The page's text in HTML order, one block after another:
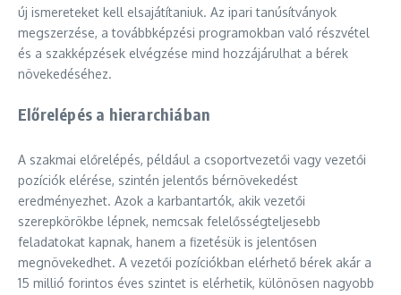
új ismereteket kell elsajátítaniuk. Az ipari tanúsítványok
megszerzése, a továbbképzési programokban való részvétel
és a szakképzések elvégzése mind hozzájárulhat a bérek
növekedéséhez.
Előrelépés a hierarchiában
A szakmai előrelépés, például a csoportvezetői vagy vezetői
pozíciók elérése, szintén jelentős bérnövekedést
eredményezhet. Azok a karbantartók, akik vezetői
szerepkörökbe lépnek, nemcsak felelősségteljesebb
feladatokat kapnak, hanem a fizetésük is jelentősen
megnövekedhet. A vezetői pozíciókban elérhető bérek akár a
15 millió forintos éves szintet is elérhetik, különösen nagyobb